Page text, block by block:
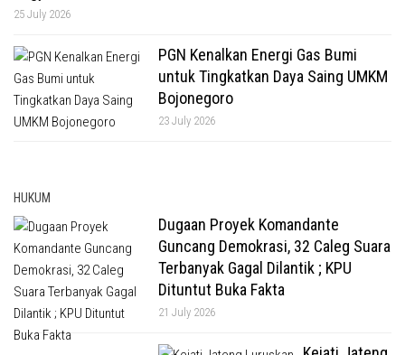
25 July 2026
PGN Kenalkan Energi Gas Bumi
untuk Tingkatkan Daya Saing UMKM
Bojonegoro
23 July 2026
HUKUM
Dugaan Proyek Komandante
Guncang Demokrasi, 32 Caleg Suara
Terbanyak Gagal Dilantik ; KPU
Dituntut Buka Fakta
21 July 2026